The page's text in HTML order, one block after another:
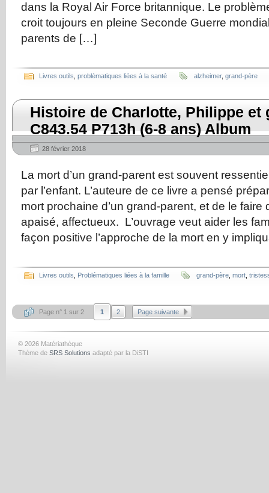
dans la Royal Air Force britannique. Le
croit toujours en pleine Seconde Guerre
parents de […]
Livres outils problèmatiques liées à la santé alzheimer, grand-père
Histoire de Charlotte, Philippe et
C843.54 P713h (6-8 ans) Album
28 février 2018
La mort d’un grand-parent est souvent
par l’enfant. L’auteure de ce livre a pensé
mort prochaine d’un grand-parent, et de le faire
apaisé, affectueux. L’ouvrage veut aider les
façon positive l’approche de la mort en y
Livres outils Problématiques liées à la famille grand-père mort
Page n° 1 sur 2 1 2 Page suivante
© 2026 Matériathèque
Thème de SRS Solutions adapté par la DiSTI